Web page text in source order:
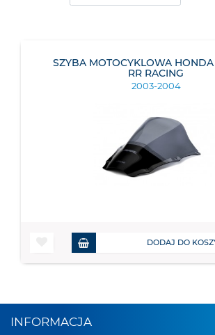
SZYBA MOTOCYKLOWA
RR RACING
2003-2004
DODAJ DO
INFORMACJA